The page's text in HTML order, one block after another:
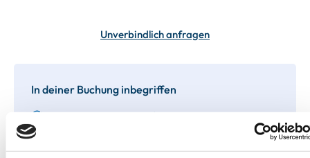
Unverbindlich anfragen
In deiner Buchung inbegriffen
Bis 60 Tage vorab kostenfrei stornieren
Endreinigung inklusive